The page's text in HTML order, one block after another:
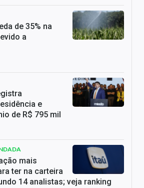
de 35% na
a
e
de R$ 795 mil
mais
ter na carteira
14 analistas; veja ranking